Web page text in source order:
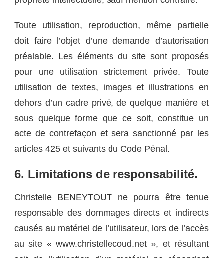
Toute utilisation, reproduction, même partielle
doit faire l’objet d’une demande d’autorisation
préalable. Les éléments du site sont proposés
pour une utilisation strictement privée. Toute
utilisation de textes, images et illustrations en
dehors d’un cadre privé, de quelque manière et
sous quelque forme que ce soit, constitue un
acte de contrefaçon et sera sanctionné par les
articles 425 et suivants du Code Pénal.
6. Limitations de responsabilité.
Christelle BENEYTOUT ne pourra être tenue
responsable des dommages directs et indirects
causés au matériel de l’utilisateur, lors de l’accès
au site « www.christellecoud.net », et résultant